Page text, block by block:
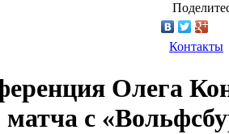
Контакты
Олега
с